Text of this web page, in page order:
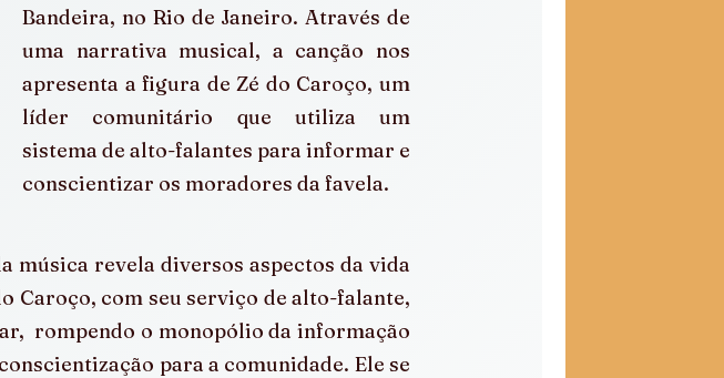
Bandeira, no Rio de Janeiro. Através de
uma narrativa musical, a canção nos
apresenta a figura de Zé do Caroço, um
líder comunitário que utiliza um
sistema de alto-falantes para informar e
conscientizar os moradores da favela.
música revela diversos aspectos da vida
Caroço, com seu serviço de alto-falante,
rompendo o monopólio da informação
para a comunidade. Ele se